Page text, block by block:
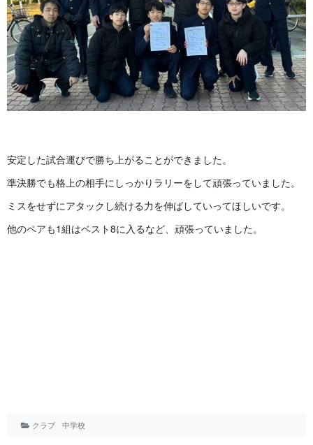
安定した試合運びで勝ち上がることができました。
準決勝でも格上の相手にしっかりラリーをして頑張っていました。
ミスをせずにアタックし続ける力を伸ばしていってほしいです。
他のペアも1組はベスト8に入るなど、頑張っていました。
クラブ 中学校